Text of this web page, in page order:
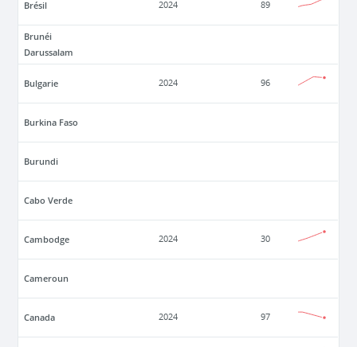
Brésil 2024 89
Brunéi
Darussalam
Bulgarie 2024 96
Burkina Faso
Burundi
Cabo Verde
Cambodge 2024 30
Cameroun
Canada 2024 97